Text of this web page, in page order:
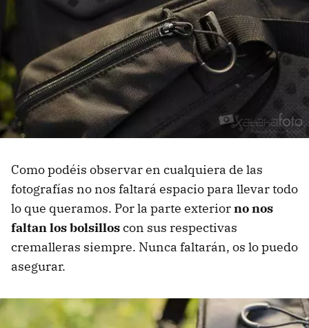
Como podéis observar en cualquiera de las
fotografías no nos faltará espacio para llevar todo
lo que queramos. Por la parte exteriorno nos
faltan los bolsilloscon sus respectivas
cremalleras siempre. Nunca faltarán, os lo puedo
asegurar.